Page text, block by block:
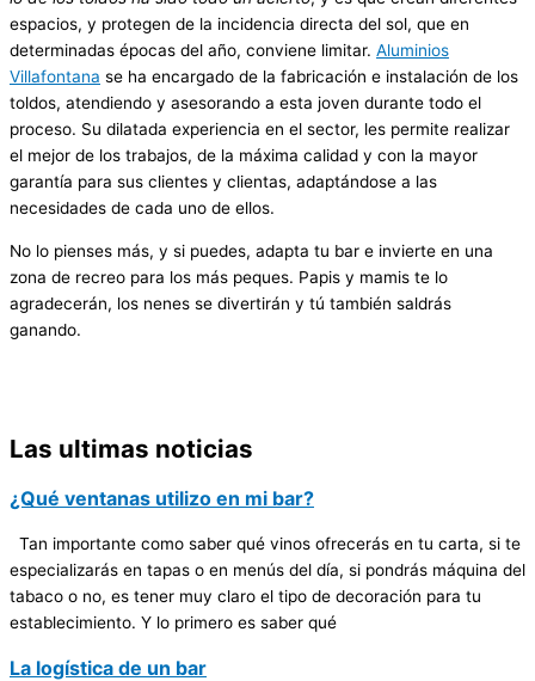
espacios, y protegen de la incidencia directa del sol, que en
determinadas épocas del año, conviene limitar. Aluminios
Villafontana se ha encargado de la fabricación e instalación de los
toldos, atendiendo y asesorando a esta joven durante todo el
proceso. Su dilatada experiencia en el sector, les permite realizar
el mejor de los trabajos, de la máxima calidad y con la mayor
garantía para sus clientes y clientas, adaptándose a las
necesidades de cada uno de ellos.
No lo pienses más, y si puedes, adapta tu bar e invierte en una
zona de recreo para los más peques. Papis y mamis te lo
agradecerán, los nenes se divertirán y tú también saldrás
ganando.
Las ultimas noticias
¿Qué ventanas utilizo en mi bar?
Tan importante como saber qué vinos ofrecerás en tu carta, si te
especializarás en tapas o en menús del día, si pondrás máquina del
tabaco o no, es tener muy claro el tipo de decoración para tu
establecimiento. Y lo primero es saber qué
La logística de un bar